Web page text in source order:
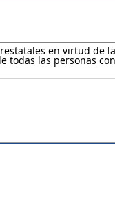
en virtud de
todas las personas